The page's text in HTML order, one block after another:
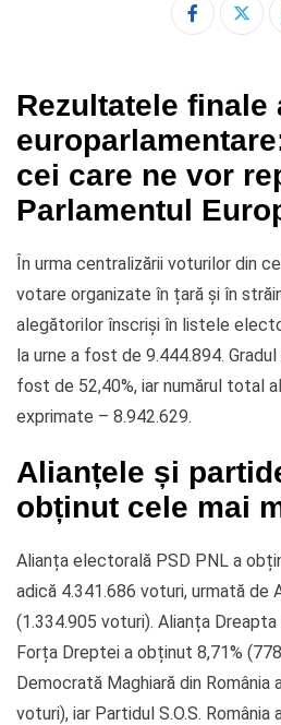
Rezultatele
cei care ne vor
Parlamentul
În urma centralizării voturilor din
votare organizate în țară și în
alegătorilor înscriși în listele
la urne a fost de 9.444.894.
fost de 52,40%, iar numărul total
exprimate – 8.942.629.
Alianțele și
obținut cele mai
Alianța electorală PSD PNL a
adică 4.341.686 voturi, urmată de
(1.334.905 voturi). Alianța
Forța Dreptei a obținut 8,71%
Democrată Maghiară din România
voturi), iar Partidul S.O.S.